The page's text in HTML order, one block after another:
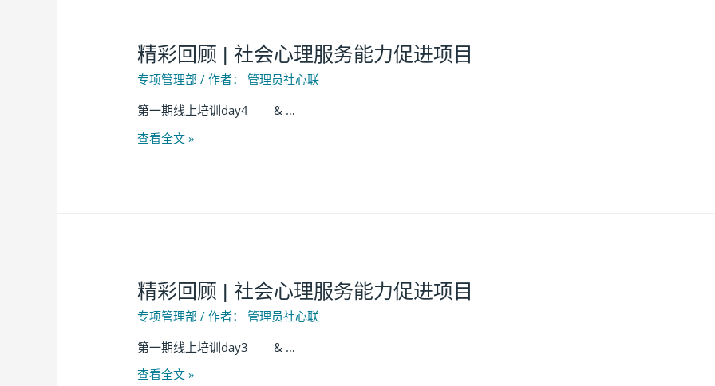
精彩回顾 | 社会心理服务能力促进项目
专项管理部 / 作者：
管理员社心联
第一期线上培训day4 & …
查看全文 »
精彩回顾 | 社会心理服务能力促进项目
专项管理部 / 作者：
管理员社心联
第一期线上培训day3 & …
查看全文 »